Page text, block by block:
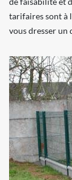
tarifaires sont à
vous dresser un